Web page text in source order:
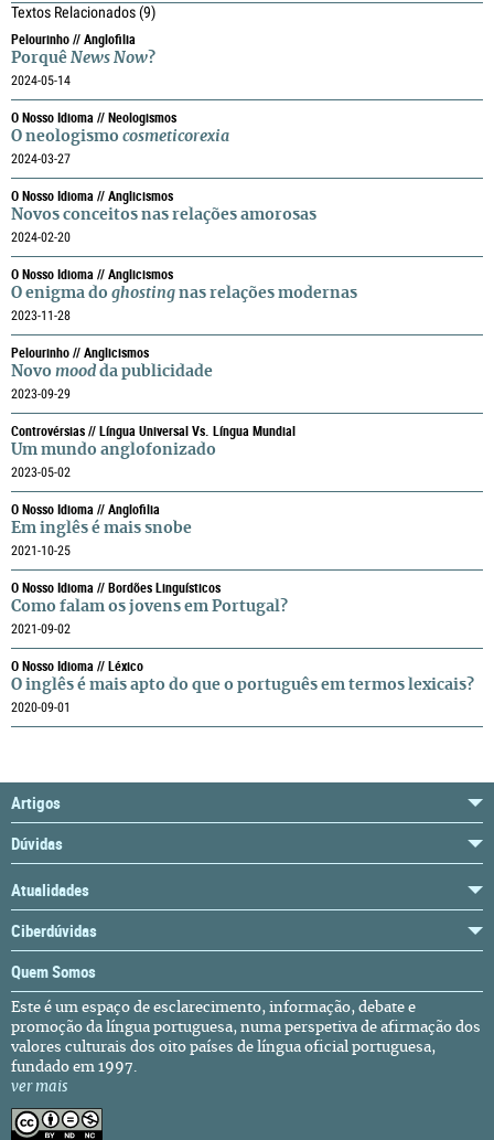
Textos Relacionados(9)
Pelourinho // Anglofilia
Porquê News Now?
2024-05-14
O Nosso Idioma // Neologismos
O neologismo cosmeticorexia
2024-03-27
O Nosso Idioma // Anglicismos
Novos conceitos nas relações amorosas
2024-02-20
O Nosso Idioma // Anglicismos
O enigma do ghosting nas relações modernas
2023-11-28
Pelourinho // Anglicismos
Novo mood da publicidade
2023-09-29
Controvérsias // Língua Universal Vs. Língua Mundial
Um mundo anglofonizado
2023-05-02
O Nosso Idioma // Anglofilia
Em inglês é mais snobe
2021-10-25
O Nosso Idioma // Bordões Linguísticos
Como falam os jovens em Portugal?
2021-09-02
O Nosso Idioma // Léxico
O inglês é mais apto do que o português em termos lexicais?
2020-09-01
Artigos
Dúvidas
Atualidades
Ciberdúvidas
Quem Somos
Este é um espaço de esclarecimento, informação, debate e
promoção da língua portuguesa, numa perspetiva de afirmação dos
valores culturais dos oito países de língua oficial portuguesa,
fundado em 1997.
ver mais